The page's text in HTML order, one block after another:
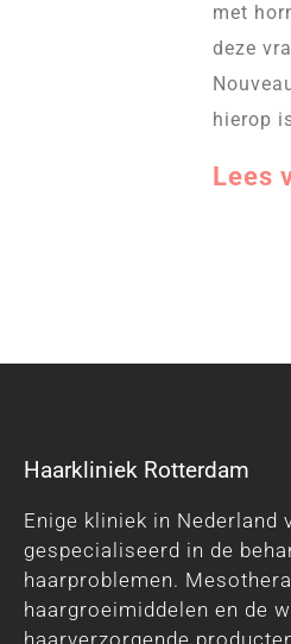
met
deze
hierop
Lees
Haarkliniek Rotterdam
Enige kliniek in Nederland
gespecialiseerd in de
haarproblemen.
haargroeimiddelen en de